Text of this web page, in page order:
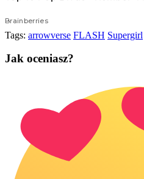
Tags: arrowverse FLASH Supergirl
Jak oceniasz?